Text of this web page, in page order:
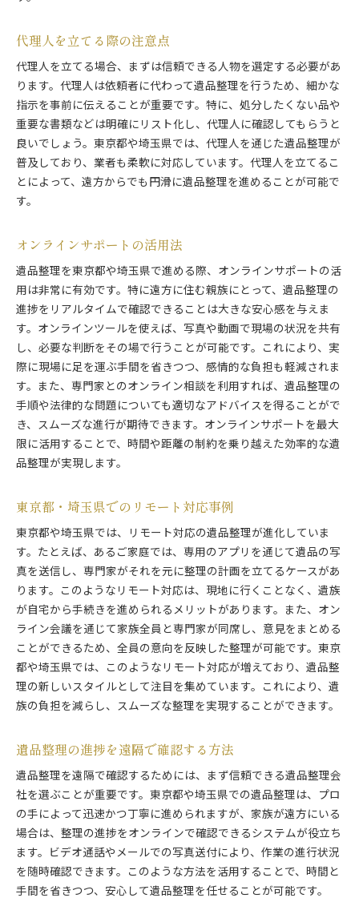
代理人を立てる際の注意点
代理人を立てる場合、まずは信頼できる人物を選定する必要があ
ります。代理人は依頼者に代わって遺品整理を行うため、細かな
指示を事前に伝えることが重要です。特に、処分したくない品や
重要な書類などは明確にリスト化し、代理人に確認してもらうと
良いでしょう。東京都や埼玉県では、代理人を通じた遺品整理が
普及しており、業者も柔軟に対応しています。代理人を立てるこ
とによって、遠方からでも円滑に遺品整理を進めることが可能で
す。
オンラインサポートの活用法
遺品整理を東京都や埼玉県で進める際、オンラインサポートの活
用は非常に有効です。特に遠方に住む親族にとって、遺品整理の
進捗をリアルタイムで確認できることは大きな安心感を与えま
す。オンラインツールを使えば、写真や動画で現場の状況を共有
し、必要な判断をその場で行うことが可能です。これにより、実
際に現場に足を運ぶ手間を省きつつ、感情的な負担も軽減されま
す。また、専門家とのオンライン相談を利用すれば、遺品整理の
手順や法律的な問題についても適切なアドバイスを得ることがで
き、スムーズな進行が期待できます。オンラインサポートを最大
限に活用することで、時間や距離の制約を乗り越えた効率的な遺
品整理が実現します。
東京都・埼玉県でのリモート対応事例
東京都や埼玉県では、リモート対応の遺品整理が進化していま
す。たとえば、あるご家庭では、専用のアプリを通じて遺品の写
真を送信し、専門家がそれを元に整理の計画を立てるケースがあ
ります。このようなリモート対応は、現地に行くことなく、遺族
が自宅から手続きを進められるメリットがあります。また、オン
ライン会議を通じて家族全員と専門家が同席し、意見をまとめる
ことができるため、全員の意向を反映した整理が可能です。東京
都や埼玉県では、このようなリモート対応が増えており、遺品整
理の新しいスタイルとして注目を集めています。これにより、遺
族の負担を減らし、スムーズな整理を実現することができます。
遺品整理の進捗を遠隔で確認する方法
遺品整理を遠隔で確認するためには、まず信頼できる遺品整理会
社を選ぶことが重要です。東京都や埼玉県での遺品整理は、プロ
の手によって迅速かつ丁寧に進められますが、家族が遠方にいる
場合は、整理の進捗をオンラインで確認できるシステムが役立ち
ます。ビデオ通話やメールでの写真送付により、作業の進行状況
を随時確認できます。このような方法を活用することで、時間と
手間を省きつつ、安心して遺品整理を任せることが可能です。